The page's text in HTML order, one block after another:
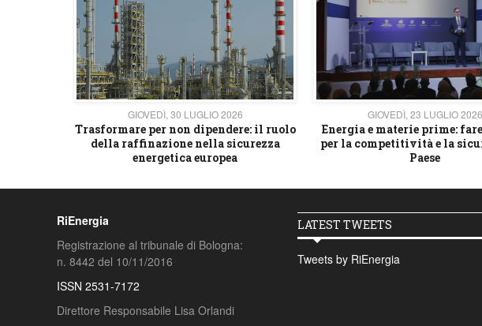
GIOVEDÌ, 30 LUGLIO 2026
Trasformare per non dipendere: il ruolo
della raffinazione nella sicurezza
energetica europea
GIOVEDÌ, 23 LUGLIO 2026
Energia e materie prime:
per la competitività e la
Paese
RiEnergia
Registrazione al tribunale di Bologna:
n. 8442 del 10/11/2016
ISSN 2531-7172
Direttore Responsabile Lisa Orlandi
LATEST TWEETS
Tweets by RiEnergia